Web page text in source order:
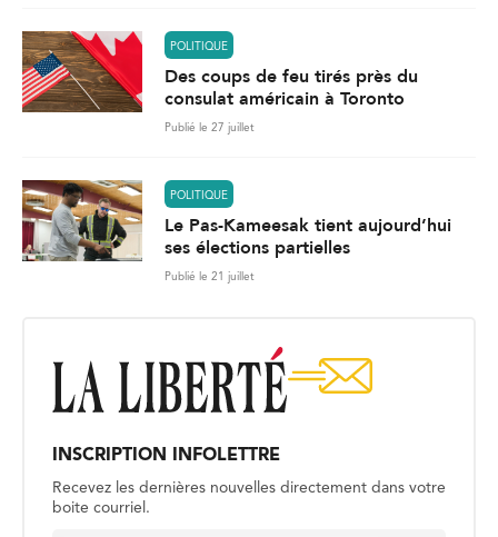
POLITIQUE
Des coups de feu tirés près du
consulat américain à Toronto
Publié le 27 juillet
POLITIQUE
Le Pas-Kameesak tient aujourd’hui
ses élections partielles
Publié le 21 juillet
INSCRIPTION INFOLETTRE
Recevez les dernières nouvelles directement dans votre
boite courriel.